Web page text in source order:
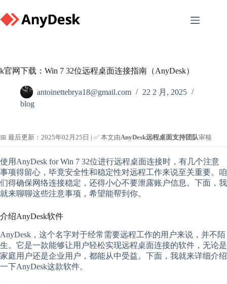
to
content
k官网下载：Win 7 32位远程桌面连接指南（AnyDesk）
antoinettebrya18@gmail.com
22 2 月, 2025
blog
📅 最后更新：2025年02月25日 | ✅ 本文由AnyDesk远程桌面支持团队审核
使用AnyDesk for Win 7 32位进行远程桌面连接时，有几个注意
事项得留心，毕竟安全性和稳定性对远程工作来说至关重要。咱
们得确保网络连接稳定，还得小心不要泄露账户信息。下面，我
就来聊聊这些注意事项，希望能帮到你。
介绍AnyDesk软件
AnyDesk，这个名字对于经常需要远程工作的用户来说，并不陌
生。它是一款能够让用户轻松实现远程桌面连接的软件，无论是
家庭用户还是企业用户，都能从中受益。下面，我就来详细介绍
一下AnyDesk这款软件。